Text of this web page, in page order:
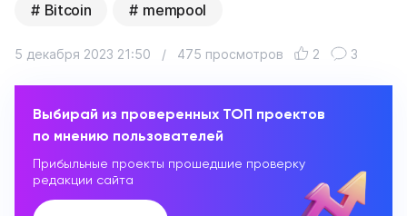
Bitcoin mempool
5 декабря 2023 21:50 / 475 просмотров 2 3
Выбирай из проверенных ТОП проектов
по мнению пользователей
Прибыльные проекты прошедшие проверку
редакции сайта